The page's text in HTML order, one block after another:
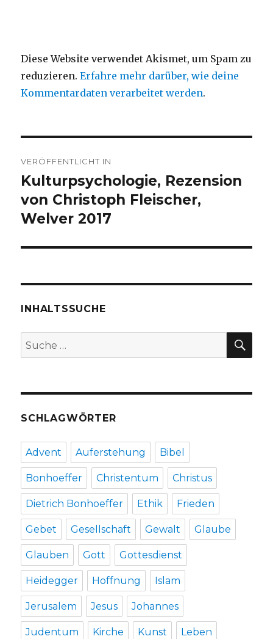
Diese Website verwendet Akismet, um Spam zu
reduzieren.Erfahre mehr darüber, wie deine
Kommentardaten verarbeitet werden.
VERÖFFENTLICHT IN
Kulturpsychologie, Rezension
von Christoph Fleischer,
Welver 2017
INHALTSSUCHE
Suche
nach:
SCHLAGWÖRTER
Advent Auferstehung Bibel
Bonhoeffer Christentum Christus
Dietrich Bonhoeffer Ethik Frieden
Gebet Gesellschaft Gewalt Glaube
Glauben Gott Gottesdienst
Heidegger Hoffnung Islam
Jerusalem Jesus Johannes
Judentum Kirche Kunst Leben